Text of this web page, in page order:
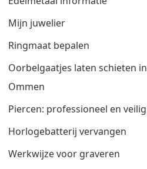
Mijn juwelier
Ringmaat bepalen
Oorbelgaatjes laten schieten in
Ommen
Piercen: professioneel en veilig
Horlogebatterij vervangen
Werkwijze voor graveren